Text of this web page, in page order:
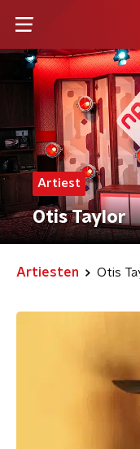
Artiest
Otis Taylor
Artiesten Otis